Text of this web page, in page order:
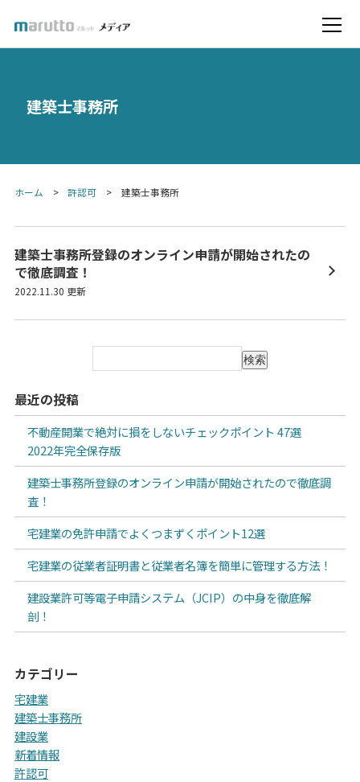
建築士事務所
ホーム 許認可 建築士事務所
建築士事務所登録のオンライン申請が開始されたの
で徹底調査！
2022.11.30 更新
検索
最近の投稿
不動産開業で絶対に損をしないチェックポイント 47選
2022年完全保存版
建築士事務所登録のオンライン申請が開始されたので徹底調
査！
宅建業の免許申請でよくつまずくポイント12選
宅建業の従業者証明書と従業者名簿を簡単に管理する方法！
建設業許可等電子申請システム（JCIP）の中身を徹底解
剖！
カテゴリー
宅建業
建築士事務所
建設業
新着情報
許認可